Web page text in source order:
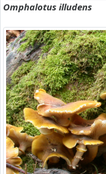
Omphalotus illudens